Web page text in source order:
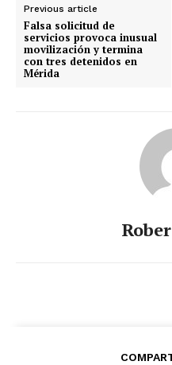
Previous article
Falsa solicitud de
servicios provoca inusual
movilización y termina
con tres detenidos en
Mérida